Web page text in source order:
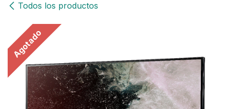
Todos los productos
Agotado